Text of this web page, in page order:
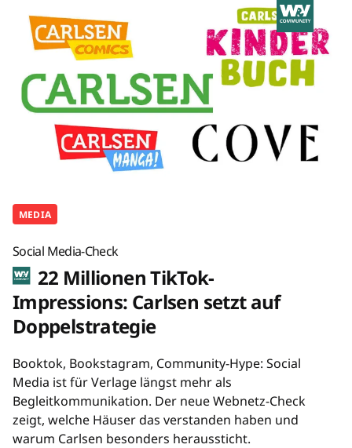
MEDIA
Social Media-Check
22 Millionen TikTok-
Impressions: Carlsen setzt auf
Doppelstrategie
Booktok, Bookstagram, Community-Hype: Social
Media ist für Verlage längst mehr als
Begleitkommunikation. Der neue Webnetz-Check
zeigt, welche Häuser das verstanden haben und
warum Carlsen besonders heraussticht.